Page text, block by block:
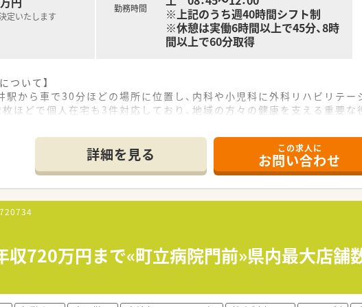
定いたします
勤務時間
※上記のうち週40時間シフト制
※休憩は実働6時間以上で45分、8時
間以上で60分取得
ついて】
から車で30分ほどの場所に位置し、内科や小児科に外科リハビリテー
ほどで個人在宅も3件対応しており、地域の方々の健康を支える重要な
見据えた定期採用を行っており、現在は地域医療に貢献したい意欲あ
の異動が可能な方を歓迎しており、環境の変化を前向きに捉えて成長
して真摯に向き合うことができ、丁寧な接遇と正確な調剤業務を遂行
舗数を展開する法人であり、地域医療のインフラとして盤石な経営基
宅医療の充実に注力しており、薬剤師が専門性を発揮できる環境作り
よるハイレベルな人材育成を行っており、未経験の方でも安心してス
ら684万円となっており、これまでの経験やスキルを正当に評価し条件
詳細を見る この求人に
お問い合わせ
720734
収720万円まで«町立病院門前»県内最大店